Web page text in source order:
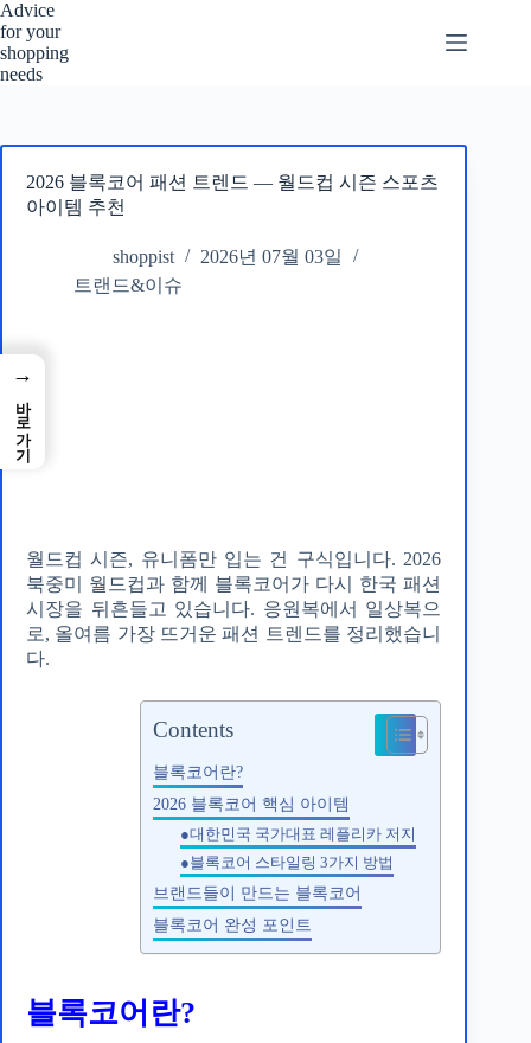
본
문
으
로
Advice
for your
shopping
needs
2026 블록코어 패션 트렌드 — 월드컵 시즌 스포츠
아이템 추천
shoppist
2026년 07월 03일
트랜드&이슈
월드컵 시즌, 유니폼만 입는 건 구식입니다. 2026
북중미 월드컵과 함께 블록코어가 다시 한국 패션
시장을 뒤흔들고 있습니다. 응원복에서 일상복으
로, 올여름 가장 뜨거운 패션 트렌드를 정리했습니
다.
Contents
블록코어란?
2026 블록코어 핵심 아이템
●대한민국 국가대표 레플리카 저지
●블록코어 스타일링 3가지 방법
브랜드들이 만드는 블록코어
블록코어 완성 포인트
블록코어란?
→
바로가기